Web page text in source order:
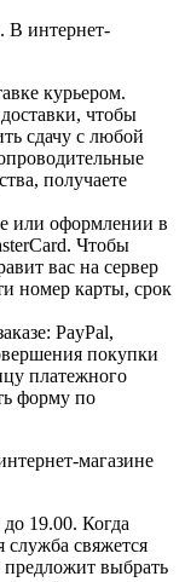
В интернет-
курьером.
чтобы
сдачу с любой
получаете
или оформлении в
Чтобы
вас на сервер
номер карты, срок
PayPal,
покупки
платежного
форму по
магазине
до 19.00. Когда
служба свяжется
предложит выбрать